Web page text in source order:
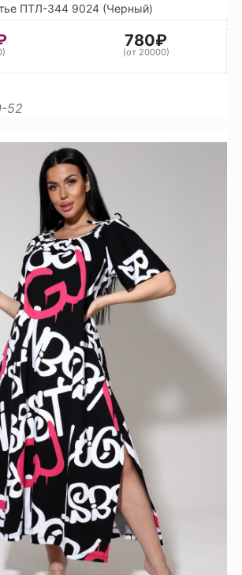
ПТЛ-344 9024 (Черный)
780₽
(от 20000)
52